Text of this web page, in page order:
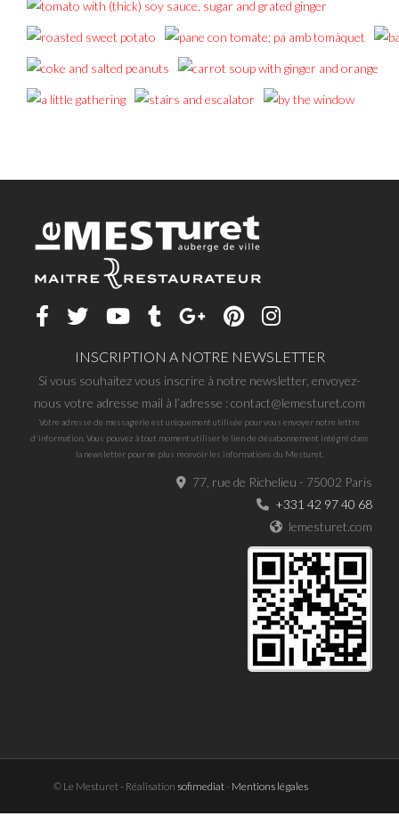
INSCRIPTION A NOTRE NEWSLETTER
Si vous souhaitez vous inscrire à notre newsletter, envoyez-
nous votre adresse mail à l’adresse : contact@lemesturet.com
Votre adresse de messagerie est uniquement utilisée pour vous envoyer notre lettre
d'information. Vous pouvez à tout moment utiliser le lien de désabonnement intégré dans
la newsletter pour ne plus recevoir les informations du Mesturet.
77, rue de Richelieu - 75002 Paris
+331 42 97 40 68
lemesturet.com
© Le Mesturet - Réalisation sofimediat- Mentions légales